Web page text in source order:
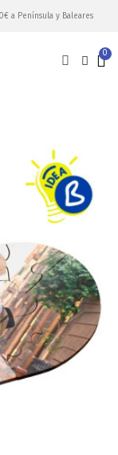
a Península y Baleares